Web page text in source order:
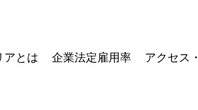
アとは 企業法定雇用率 アクセス